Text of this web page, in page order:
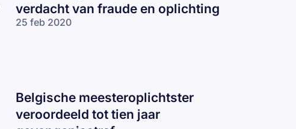
verdacht van fraude en oplichting
25 feb 2020
Belgische meesteroplichtster
veroordeeld tot tien jaar